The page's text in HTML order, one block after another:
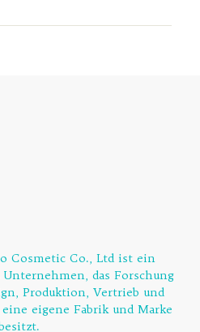
Cosmetic Co., Ltd ist ein
Unternehmen, das Forschung
Produktion, Vertrieb und
eigene Fabrik und Marke